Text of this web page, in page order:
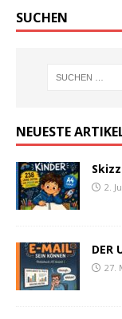
SUCHEN
NEUESTE
2.
DER
27.